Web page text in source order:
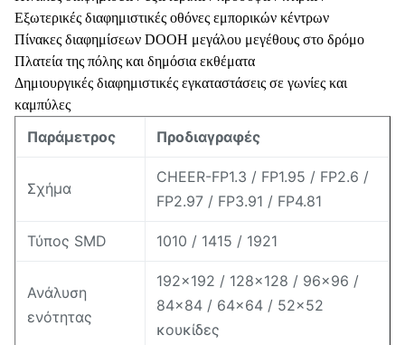
Εξωτερικές διαφημιστικές οθόνες εμπορικών κέντρων
Πίνακες διαφημίσεων DOOH μεγάλου μεγέθους στο δρόμο
Πλατεία της πόλης και δημόσια εκθέματα
Δημιουργικές διαφημιστικές εγκαταστάσεις σε γωνίες και
καμπύλες
Παράμετρος Προδιαγραφές
Σχήμα
CHEER-FP1.3 / FP1.95 / FP2.6 /
FP2.97 / FP3.91 / FP4.81
Τύπος SMD 1010 / 1415 / 1921
Ανάλυση
ενότητας
192×192 / 128×128 / 96×96 /
84×84 / 64×64 / 52×52
κουκίδες